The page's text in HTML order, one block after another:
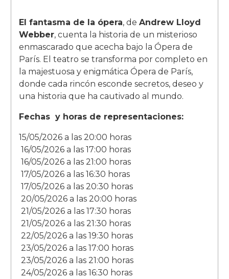
El fantasma de la ópera, de Andrew Lloyd
Webber, cuenta la historia de un misterioso
enmascarado que acecha bajo la Ópera de
París. El teatro se transforma por completo en
la majestuosa y enigmática Ópera de París,
donde cada rincón esconde secretos, deseo y
una historia que ha cautivado al mundo.
Fechas y horas de representaciones:
15/05/2026 a las 20:00 horas
16/05/2026 a las 17:00 horas
16/05/2026 a las 21:00 horas
17/05/2026 a las 16:30 horas
17/05/2026 a las 20:30 horas
20/05/2026 a las 20:00 horas
21/05/2026 a las 17:30 horas
21/05/2026 a las 21:30 horas
22/05/2026 a las 19:30 horas
23/05/2026 a las 17:00 horas
23/05/2026 a las 21:00 horas
24/05/2026 a las 16:30 horas